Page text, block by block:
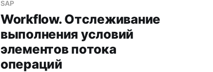
SAP
Workflow. Отслеживание
выполнения условий
элементов потока
операций